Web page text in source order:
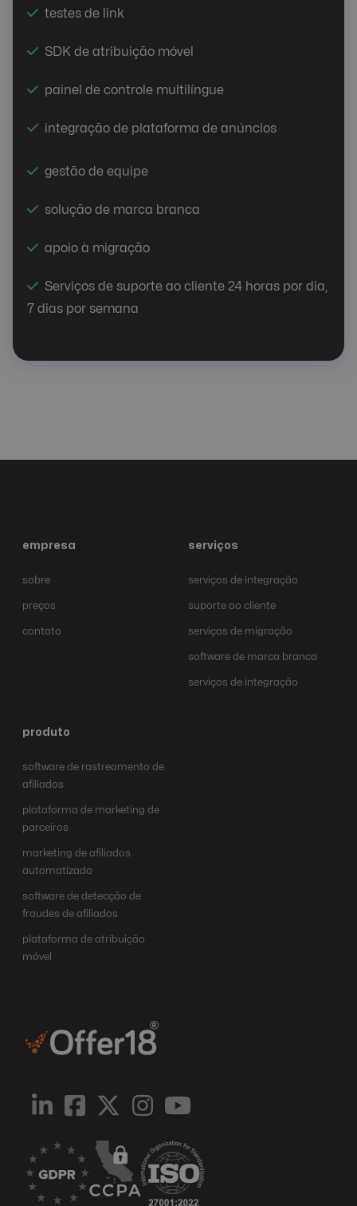
testes de link
SDK de atribuição móvel
painel de controle multilíngue
integração de plataforma de anúncios
gestão de equipe
solução de marca branca
apoio à migração
Serviços de suporte ao cliente 24 horas por dia,
7 dias por semana
empresa
sobre
preços
contato
serviços
serviços de integração
suporte ao cliente
serviços de migração
software de marca branca
serviços de integração
produto
software de rastreamento de
afiliados
plataforma de marketing de
parceiros
marketing de afiliados
automatizado
software de detecção de
fraudes de afiliados
plataforma de atribuição
móvel